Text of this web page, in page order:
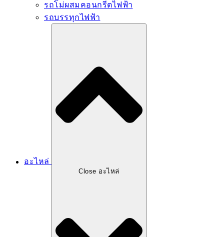
รถโม่ผสมคอนกรีตไฟฟ้า
รถบรรทุกไฟฟ้า
อะไหล่
Close อะไหล่